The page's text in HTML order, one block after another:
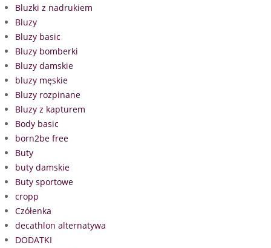
Bluzki z nadrukiem
Bluzy
Bluzy basic
Bluzy bomberki
Bluzy damskie
bluzy męskie
Bluzy rozpinane
Bluzy z kapturem
Body basic
born2be free
Buty
buty damskie
Buty sportowe
cropp
Czółenka
decathlon alternatywa
DODATKI